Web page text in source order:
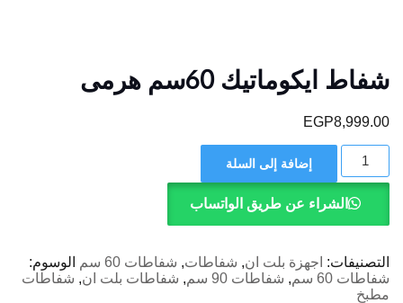
شفاط ايكوماتيك 60سم هرمى
EGP8,999.00
كمية
شفاط
ايكوماتيك
60سم
إضافة إلى السلة
الشراء عن طريق الواتساب
التصنيفات: اجهزة بلت ان, شفاطات, شفاطات 60 سم
الوسوم:
شفاطات 60 سم
, شفاطات 90 سم , شفاطات بلت ان, شفاطات
مطبخ